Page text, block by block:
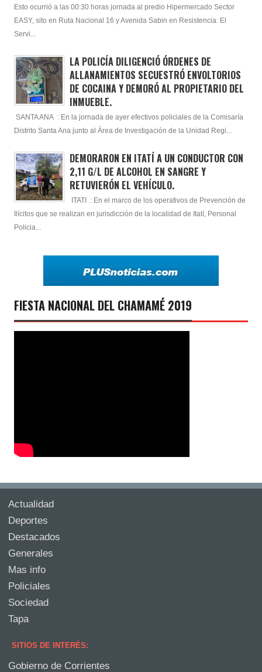
Esto ocurrió a las 00:30 horas jornada al predio Hipermercado Sector
EASY, sito en Ruta Nacional 16 y Avenida Sabin en Resistencia. El
Servi...
LA POLICÍA DILIGENCIÓ ÓRDENES DE
ALLANAMIENTOS SECUESTRÓ ENVOLTORIOS
DE COCAINA Y DEMORÓ AL PROPIETARIO DEL
INMUEBLE.
SANTA ANA : En la jornada de ayer efectivos policiales de la Comisaría
Distrito Santa Ana junto al Área de Investigación de la Unidad Regi...
DEMORARON EN ITATÍ A UN CONDUCTOR CON
2,11 G/L DE ALCOHOL EN SANGRE Y
RETUVIERÓN EL VEHÍCULO.
ITATI : En el marco de los operativos de Prevención de
Ilícitos que se realizan en jurisdicción de la localidad de Itatí, Personal
Policia...
FIESTA NACIONAL DEL CHAMAMÉ 2019
Actualidad
Deportes
Destacados
Generales
Mas info
Policiales
Sociedad
Tapa
SITIOS DE INTERÉS:
Gobierno de Corrientes